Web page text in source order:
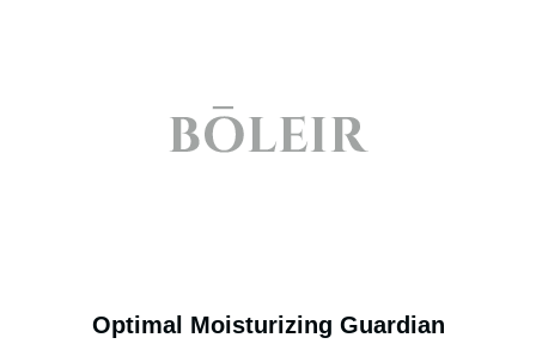
Optimal Moisturizing Guardian